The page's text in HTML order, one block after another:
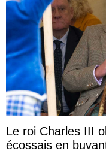
Le roi Charles III
écossais en